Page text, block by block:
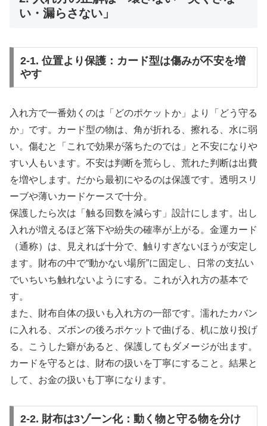
い・漏らさない」
2-1. 位置より保護：カード型は傷みが不安を増
やす
入れ方で一番効くのは「どのポケットか」より「どう守る
か」です。カード型の物は、角が折れる、擦れる、水に弱
い。傷むと「これで効果が落ちたのでは」と不安になりや
すい人もいます。不安は判断を荒らし、荒れた判断は出費
を増やします。だから最初にやるのは保護です。透明スリ
ーブや薄いカードケースで十分。
保護したら次は「触る回数を減らす」設計にします。出し
入れが増えるほど落下や紛失の確率が上がる。金運カード
（通称）は、見えれば十分で、触りすぎないほうが安定し
ます。財布の中で“動かない場所”に固定し、日常の支払い
でいちいち触れないようにする。これが入れ方の基本で
す。
また、財布自体の扱いも入れ方の一部です。濡れたカバン
に入れる、ズボンの後ろポケットで曲げる、机に放り投げ
る。こうした癖があると、保護してもダメージが出ます。
カードを守るとは、財布の扱いを丁寧にすること。結果と
して、お金の扱いも丁寧になります。
2-2. 財布は3ゾーン化：動く物と守る物を分け